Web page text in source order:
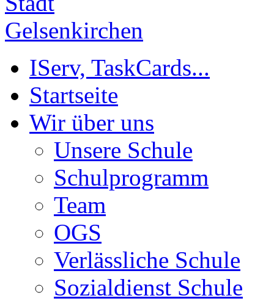
IServ, TaskCards...
Startseite
Wir über uns
Unsere Schule
Schulprogramm
Team
OGS
Verlässliche Schule
Sozialdienst Schule